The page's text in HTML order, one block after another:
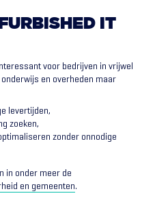
IT
voor bedrijven in vrijwel
en overheden maar
levertijden,
zoeken,
zonder onnodige
in onder meer de
en gemeenten.